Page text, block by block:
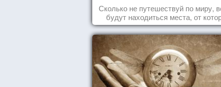
Сколько не путешествуй по миру,
будут находиться места, от
перехватывает дух и кружится